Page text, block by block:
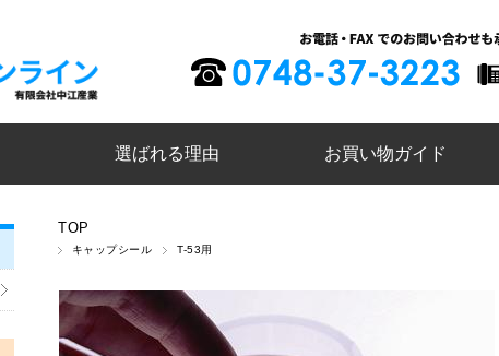
選ばれる理由 お買い物ガイド
TOP
キャップシール T-53用